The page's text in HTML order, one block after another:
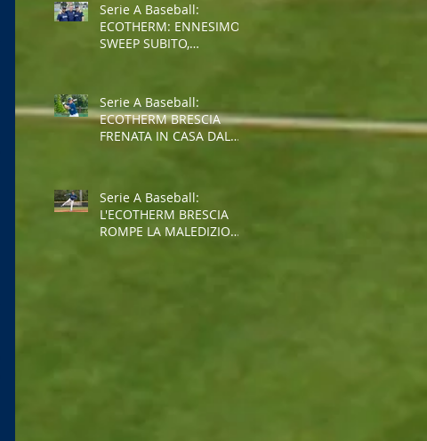
Serie A Baseball:
ECOTHERM: ENNESIMO
SWEEP SUBITO,
Serie A Baseball:
ECOTHERM BRESCIA
FRENATA IN CASA DAL
Serie A Baseball:
L'ECOTHERM BRESCIA
ROMPE LA MALEDIZIONE